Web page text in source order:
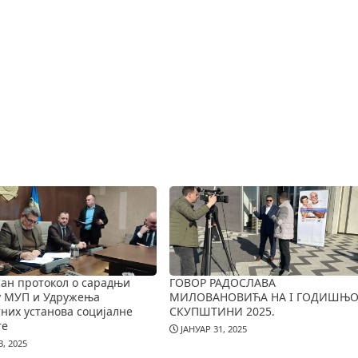
протокол о сарадњи
МУП и Удружења
установа социјалне
2025
ГОВОР РАДОСЛАВА
МИЛОВАНОВИЋА НА I
СКУПШТИНИ 2025.
ЈАНУАР 31, 2025